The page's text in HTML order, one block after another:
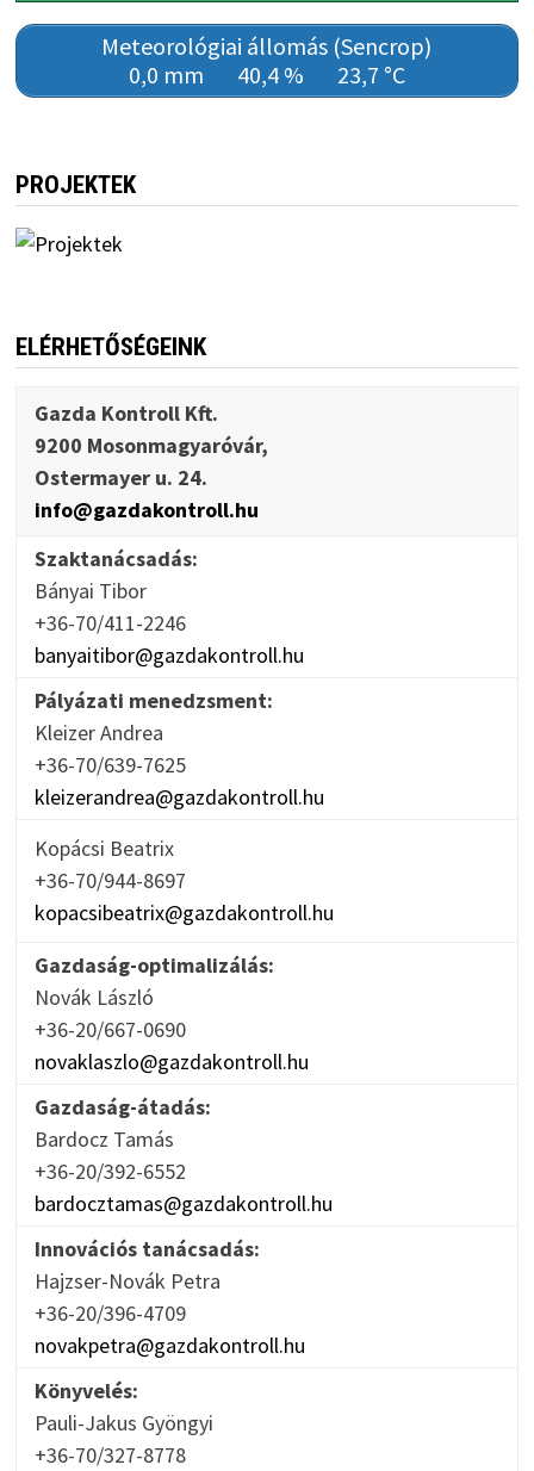
Meteorológiai állomás (Sencrop)
0,0 mm
40,4 % 23,7 °C
PROJEKTEK
ELÉRHETŐSÉGEINK
Gazda Kontroll Kft.
9200 Mosonmagyaróvár,
Ostermayer u. 24.
info@gazdakontroll.hu
Szaktanácsadás:
Bányai Tibor
+36-70/411-2246
banyaitibor@gazdakontroll.hu
Pályázati menedzsment:
Kleizer Andrea
+36-70/639-7625
kleizerandrea@gazdakontroll.hu
Kopácsi Beatrix
+36-70/944-8697
kopacsibeatrix@gazdakontroll.hu
Gazdaság-optimalizálás:
Novák László
+36-20/667-0690
novaklaszlo@gazdakontroll.hu
Gazdaság-átadás:
Bardocz Tamás
+36-20/392-6552
bardocztamas@gazdakontroll.hu
Innovációs tanácsadás:
Hajzser-Novák Petra
+36-20/396-4709
novakpetra@gazdakontroll.hu
Könyvelés:
Pauli-Jakus Gyöngyi
+36-70/327-8778